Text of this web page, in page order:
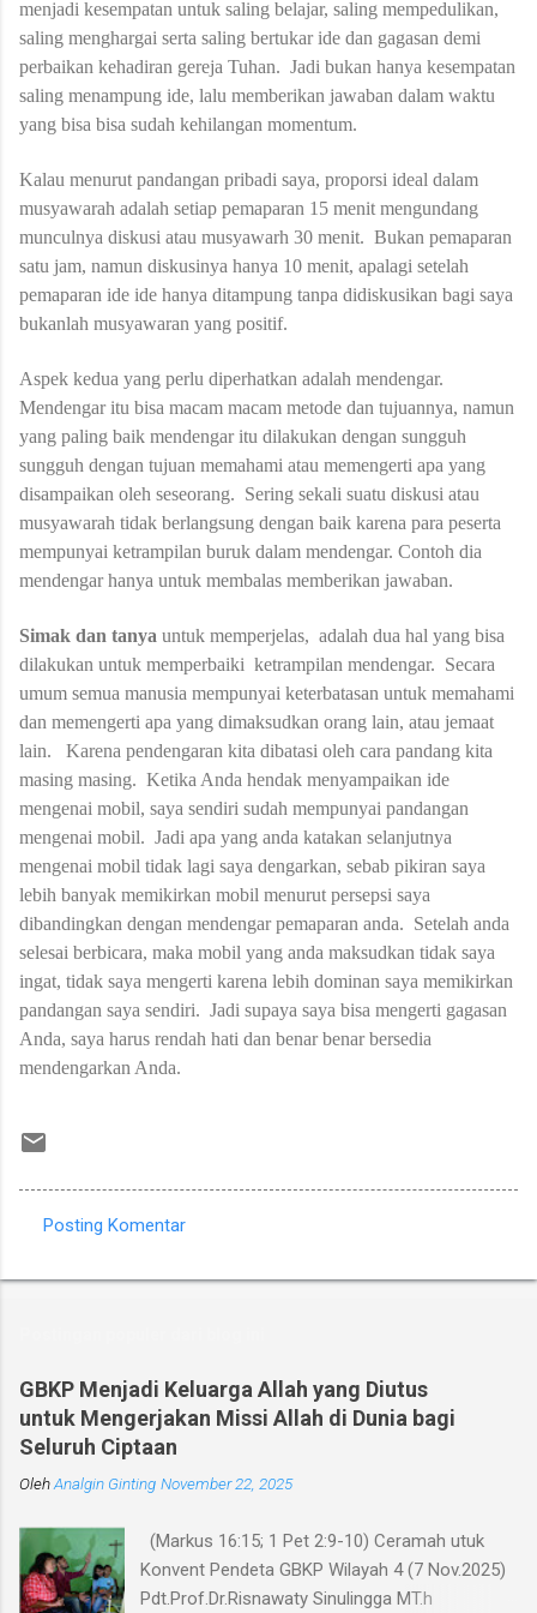
menjadi kesempatan untuk saling belajar, saling mempedulikan,
saling menghargai serta saling bertukar ide dan gagasan demi
perbaikan kehadiran gereja Tuhan. Jadi bukan hanya kesempatan
saling menampung ide, lalu memberikan jawaban dalam waktu
yang bisa bisa sudah kehilangan momentum.
Kalau menurut pandangan pribadi saya, proporsi ideal dalam
musyawarah adalah setiap pemaparan 15 menit mengundang
munculnya diskusi atau musyawarh 30 menit. Bukan pemaparan
satu jam, namun diskusinya hanya 10 menit, apalagi setelah
pemaparan ide ide hanya ditampung tanpa didiskusikan bagi saya
bukanlah musyawaran yang positif.
Aspek kedua yang perlu diperhatkan adalah mendengar.
Mendengar itu bisa macam macam metode dan tujuannya, namun
yang paling baik mendengar itu dilakukan dengan sungguh
sungguh dengan tujuan memahami atau memengerti apa yang
disampaikan oleh seseorang. Sering sekali suatu diskusi atau
musyawarah tidak berlangsung dengan baik karena para peserta
mempunyai ketrampilan buruk dalam mendengar. Contoh dia
mendengar hanya untuk membalas memberikan jawaban.
Simak dan tanya untuk memperjelas, adalah dua hal yang bisa
dilakukan untuk memperbaiki ketrampilan mendengar. Secara
umum semua manusia mempunyai keterbatasan untuk memahami
dan memengerti apa yang dimaksudkan orang lain, atau jemaat
lain.
Karena pendengaran kita dibatasi oleh cara pandang kita
masing masing. Ketika Anda hendak menyampaikan ide
mengenai mobil, saya sendiri sudah mempunyai pandangan
mengenai mobil. Jadi apa yang anda katakan selanjutnya
mengenai mobil tidak lagi saya dengarkan, sebab pikiran saya
lebih banyak memikirkan mobil menurut persepsi saya
dibandingkan dengan mendengar pemaparan anda. Setelah anda
selesai berbicara, maka mobil yang anda maksudkan tidak saya
ingat, tidak saya mengerti karena lebih dominan saya memikirkan
pandangan saya sendiri. Jadi supaya saya bisa mengerti gagasan
Anda, saya harus rendah hati dan benar benar bersedia
mendengarkan Anda.
o
n
t
a
r
Posting Komentar
GBKP Menjadi Keluarga Allah yang Diutus
untuk Mengerjakan Missi Allah di Dunia bagi
Seluruh Ciptaan
OlehAnalgin Ginting November 22, 2025
(Markus 16:15; 1 Pet 2:9-10) Ceramah utuk
Konvent Pendeta GBKP Wilayah 4 (7 Nov.2025)
Pdt.Prof.Dr.Risnawaty Sinulingga MT.h